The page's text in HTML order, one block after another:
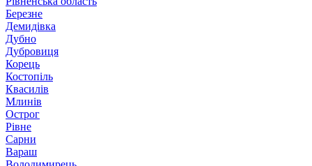
Березне
Демидівка
Дубно
Дубровиця
Корець
Костопіль
Квасилів
Млинів
Острог
Рівне
Сарни
Вараш